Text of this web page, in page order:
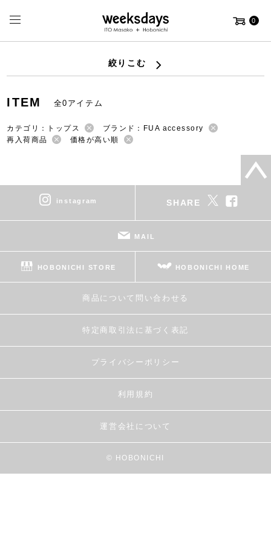
0
絞りこむ
ITEM 全0アイテム
カテゴリ：トップス
ブランド：FUA accessory
再入荷商品
価格が高い順
instagram SHARE
MAIL
HOBONICHI STORE HOBONICHI HOME
商品について問い合わせる
特定商取引法に基づく表記
プライバシーポリシー
利用規約
運営会社について
© HOBONICHI